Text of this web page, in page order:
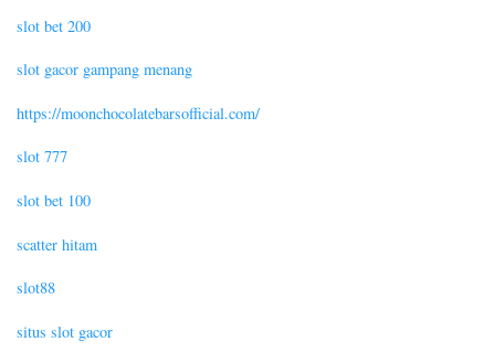
slot bet 200
slot gacor gampang menang
https://moonchocolatebarsofficial.com/
slot 777
slot bet 100
scatter hitam
slot88
situs slot gacor